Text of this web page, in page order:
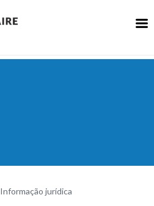
Informação jurídica